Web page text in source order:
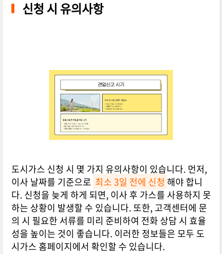
신청 시 유의사항
도시가스 신청 시 몇 가지 유의사항이 있습니다. 먼저,
이사 날짜를 기준으로 최소 3일 전에 신청 해야 합니
다. 신청을 늦게 하게 되면, 이사 후 가스를 사용하지 못
하는 상황이 발생할 수 있습니다. 또한, 고객센터에 문
의 시 필요한 서류를 미리 준비하여 전화 상담 시 효율
성을 높이는 것이 좋습니다. 이러한 정보들은 모두 도
시가스 홈페이지에서 확인할 수 있습니다.